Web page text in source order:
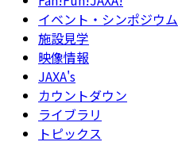
イベント・シンポジウム
施設見学
映像情報
JAXA's
カウントダウン
ライブラリ
トピックス